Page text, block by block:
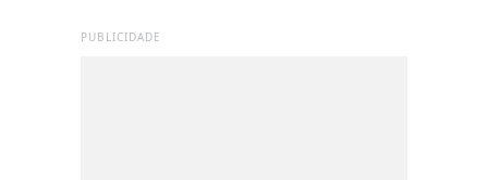
PUBLICIDADE